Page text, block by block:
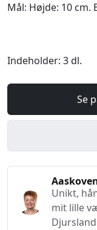
Mål: Højde: 10 cm.
Indeholder: 3 dl.
Se
Unikt,
mit lille
Djursland